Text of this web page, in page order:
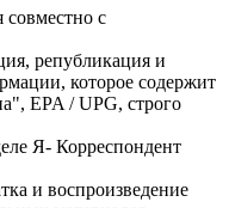
совместно с
републикация и
которое содержит
EPA / UPG, строго
Я- Корреспондент
и воспроизведение